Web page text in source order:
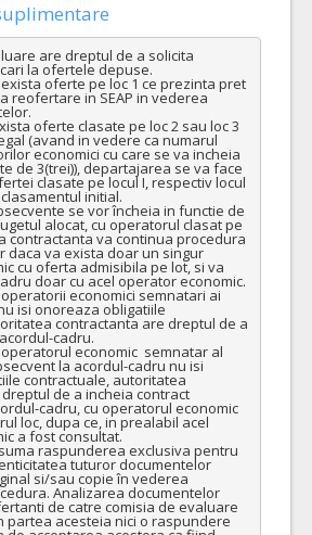
are dreptul de a solicita
la ofertele depuse.
oferte pe loc 1 ce prezinta pret
reofertare in SEAP in vederea
oferte clasate pe loc 2 sau loc 3
(avand in vedere ca numarul
economici cu care se va incheia
de 3(trei)), departajarea se va face
clasate pe locul I, respectiv locul
initial.
se vor încheia in functie de
alocat, cu operatorul clasat pe
contractanta va continua procedura
daca va exista doar un singur
cu oferta admisibila pe lot, si va
doar cu acel operator economic.
economici semnatari ai
isi onoreaza obligatiile
contractanta are dreptul de a
cadru.
economic  semnatar al
la acordul-cadru nu isi
contractuale, autoritatea
de a incheia contract
cadru, cu operatorul economic
loc, dupa ce, in prealabil acel
a fost consultat.
raspunderea exclusiva pentru
tuturor documentelor
si/sau copie în vederea
Analizarea documentelor
de catre comisia de evaluare
partea acesteia nici o raspundere